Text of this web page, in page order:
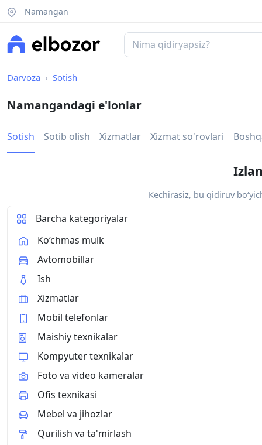
Namangan
Darvoza Sotish
Namangandagi e'lonlar
Sotish Sotib olish Xizmatlar Xizmat so'rovlari
Kechirasiz, bu qidiruv
Barcha kategoriyalar
Ko‘chmas mulk
Avtomobillar
Ish
Xizmatlar
Mobil telefonlar
Maishiy texnikalar
Kompyuter texnikalar
Foto va video kameralar
Ofis texnikasi
Mebel va jihozlar
Qurilish va ta'mirlash